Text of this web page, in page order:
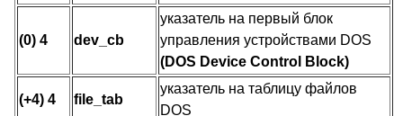
(0) 4 dev_cb
указатель на первый блок
управления устройствами DOS
(DOS Device Control Block)
(+4) 4 file_tab
указатель на таблицу файлов
DOS